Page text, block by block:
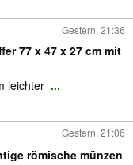
Gestern, 21:36
77 x 47 x 27 cm mit
leichter ...
Gestern, 21:06
römische münzen